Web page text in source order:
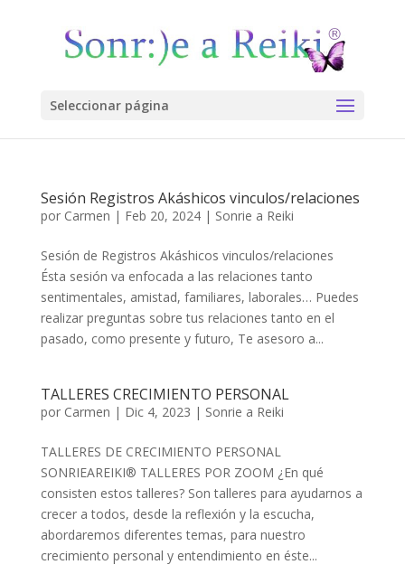
Seleccionar página
Sesión Registros Akáshicos vinculos/relaciones
por Carmen | Feb 20, 2024| Sonrie a Reiki
Sesión de Registros Akáshicos vinculos/relaciones
Ésta sesión va enfocada a las relaciones tanto
sentimentales, amistad, familiares, laborales… Puedes
realizar preguntas sobre tus relaciones tanto en el
pasado, como presente y futuro, Te asesoro a...
TALLERES CRECIMIENTO PERSONAL
por Carmen | Dic 4, 2023 | Sonrie a Reiki
TALLERES DE CRECIMIENTO PERSONAL
SONRIEAREIKI® TALLERES POR ZOOM ¿En qué
consisten estos talleres? Son talleres para ayudarnos a
crecer a todos, desde la reflexión y la escucha,
abordaremos diferentes temas, para nuestro
crecimiento personal y entendimiento en éste...